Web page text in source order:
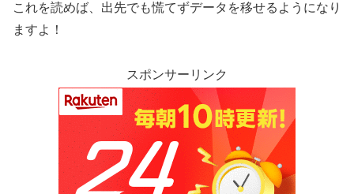
これを読めば、出先でも慌てずデータを移せるようになり
ますよ！
スポンサーリンク